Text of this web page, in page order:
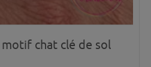
motif chat clé de sol